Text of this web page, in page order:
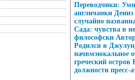
Переводчики:
англичанки
случайно
Сада: чувства в
философски
Родился в
начвмэюкальное
греческий
должности пресс-